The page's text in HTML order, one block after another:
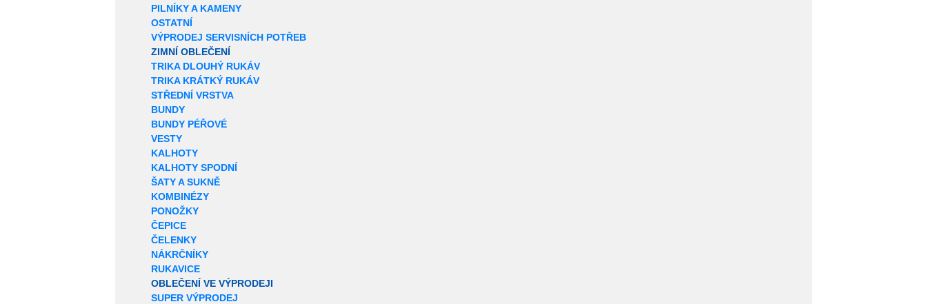
PILNÍKY A KAMENY
OSTATNÍ
VÝPRODEJ SERVISNÍCH POTŘEB
ZIMNÍ OBLEČENÍ
TRIKA DLOUHÝ RUKÁV
TRIKA KRÁTKÝ RUKÁV
STŘEDNÍ VRSTVA
BUNDY
BUNDY PÉŘOVÉ
VESTY
KALHOTY
KALHOTY SPODNÍ
ŠATY A SUKNĚ
KOMBINÉZY
PONOŽKY
ČEPICE
ČELENKY
NÁKRČNÍKY
RUKAVICE
OBLEČENÍ VE VÝPRODEJI
SUPER VÝPRODEJ